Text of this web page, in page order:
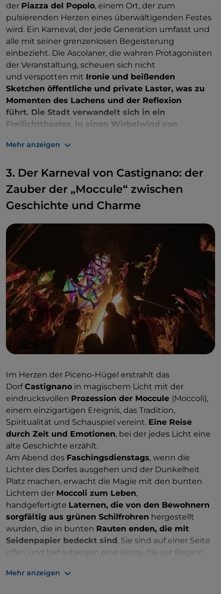
Umito verbindet, ist sicherlich ein Triumph
lebendiger Traditionen. Jede Etappe ist eine
Gelegenheit, die authentischen Aromen der Region
zu entdecken, dank derStände , die von den
Einheimischen eingerichtet werden und allen
Teilnehmern typische Köstlichkeiten
anbieten. Dieser Karneval ist nicht nur ein Fest: Er ist
einEintauchen in das Herz der Kultur von Piceno
wo jedes Lächeln und jedes Lachen das Ereignis zu
etwas ganz Besonderem machen.
der Piazza del Popolo, einem Ort, der zum
pulsierenden Herzen eines überwältigenden Festes
wird. Ein Karneval, der jede Generation umfasst und
alle mit seiner grenzenlosen Begeisterung
einbezieht. Die Ascolaner, die wahren Protagonisten
der Veranstaltung, scheuen sich nicht
und verspotten mit Ironie und beißenden
Sketchen öffentliche und private Laster, was zu
Momenten des Lachens und der Reflexion
führt. Die Stadt verwandelt sich in ein
Freilichttheater, in einen Wirbelwind von
Musik, Tanz, leuchtende Farben und authentische
ein Erlebnis, das Sie vollständig einhüllt.
Die historischen Masken
Unter den Figuren, die die Straßen beleben,
istBuonumor Favorito der Überbringer von
Freude schlechthin. Mit seinem vierzackigen Hut,
dem bunten Kleid und dem roten Schal ist er die
Verkörperung von grenzenlosem Spaß. An seiner
Seite schlendert
Lu Sfrigne, die volkstümliche
Seele des Karnevals, in bunten Lumpen und mit
einem Regenschirm voller stinkender Heringe
durch die Menge, bereit, alle mit Witzen und
volkstümlichen Geschichten zu unterhalten.
Mehr anzeigen
3. Der Karneval von Castignano: der
Zauber der „Moccule“ zwischen
Geschichte und Charme
Im Herzen der Piceno-Hügel erstrahlt das
DorfCastignano in magischem Licht mit der
eindrucksvollen Prozession der Moccule (Moccoli),
einem einzigartigen Ereignis, das Tradition,
Spiritualität und Schauspiel vereint. Eine Reise
durch Zeit und Emotionen, bei der jedes Licht eine
alte Geschichte erzählt.
Am Abend des Faschingsdienstags, wenn die
Lichter des Dorfes ausgehen und der Dunkelheit
Platz machen, erwacht die Magie mit den bunten
Lichtern der Moccoli zum Leben,
handgefertigte Laternen, die von den Bewohnern
sorgfältig aus grünen Schilfrohren hergestellt
wurden, die in bunten Rauten enden, die mit
Seidenpapier bedeckt sind. Sie sind auf einer Seite
offen und beherbergen eine Kerze, die vor Beginn
beleuchten und eine verzauberte Atmosphäre zu
Mehr anzeigen